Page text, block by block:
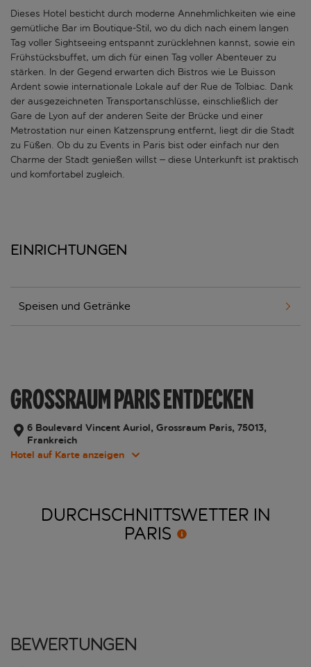
Dieses Hotel besticht durch moderne Annehmlichkeiten wie eine
gemütliche Bar im Boutique-Stil, wo du dich nach einem langen
Tag voller Sightseeing entspannt zurücklehnen kannst, sowie ein
Frühstücksbuffet, um dich für einen Tag voller Abenteuer zu
stärken. In der Gegend erwarten dich Bistros wie Le Buisson
Ardent sowie internationale Lokale auf der Rue de Tolbiac. Dank
der ausgezeichneten Transportanschlüsse, einschließlich der
Gare de Lyon auf der anderen Seite der Brücke und einer
Metrostation nur einen Katzensprung entfernt, liegt dir die Stadt
zu Füßen. Ob du zu Events in Paris bist oder einfach nur den
Charme der Stadt genießen willst – diese Unterkunft ist praktisch
und komfortabel zugleich.
Einrichtungen
Speisen und Getränke
GROSSRAUM PARIS ENTDECKEN
6 Boulevard Vincent Auriol, Grossraum Paris, 75013,
Frankreich
Hotel auf Karte anzeigen
DURCHSCHNITTSWETTER IN
PARIS
Bewertungen